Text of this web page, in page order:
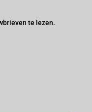
te lezen.